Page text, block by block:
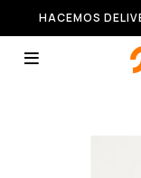
HACEMOS
